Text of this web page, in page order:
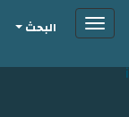
i
Toggleالبحث